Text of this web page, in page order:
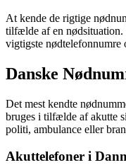
At kende de rigtige
tilfælde af en nødsituation.
vigtigste nødtelefonnumre
Danske
Det mest kendte
bruges i tilfælde af akutte
politi, ambulance eller
Akuttelefoner i